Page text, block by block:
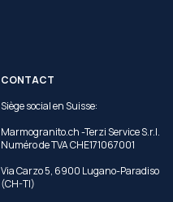
CONTACT
Siège social en Suisse:
Marmogranito.ch -Terzi Service S.r.l.
Numéro de TVA CHE171067001
Via Carzo 5, 6900 Lugano-Paradiso
(CH-TI)